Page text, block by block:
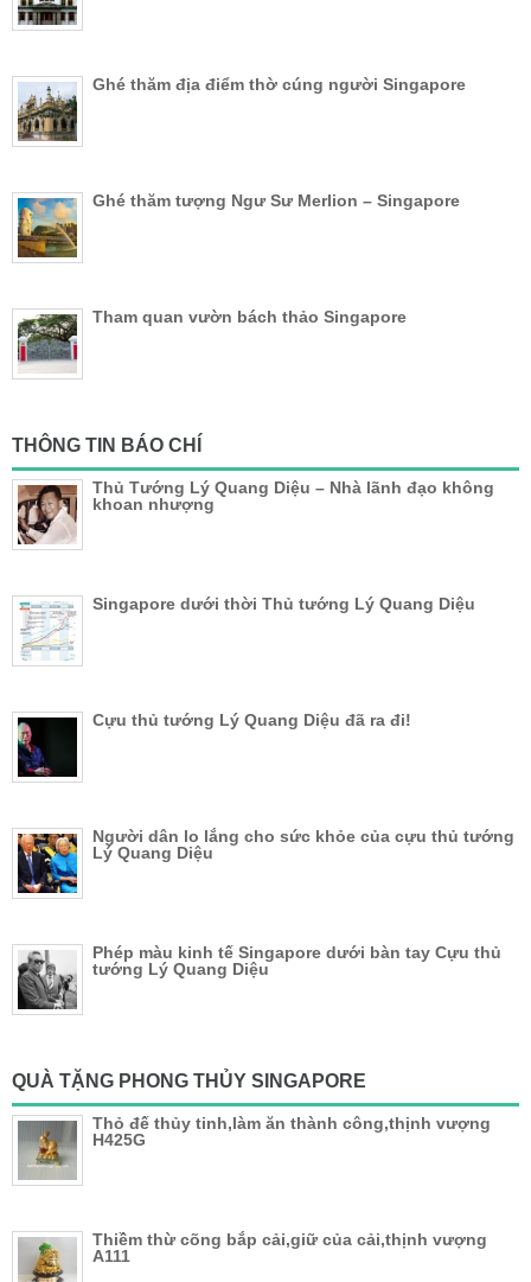
Ghé thăm địa điểm thờ cúng người Singapore
Ghé thăm tượng Ngư Sư Merlion – Singapore
Tham quan vườn bách thảo Singapore
THÔNG TIN BÁO CHÍ
Thủ Tướng Lý Quang Diệu – Nhà lãnh đạo không
khoan nhượng
Singapore dưới thời Thủ tướng Lý Quang Diệu
Cựu thủ tướng Lý Quang Diệu đã ra đi!
Người dân lo lắng cho sức khỏe của cựu thủ tướng
Lý Quang Diệu
Phép màu kinh tế Singapore dưới bàn tay Cựu thủ
tướng Lý Quang Diệu
QUÀ TẶNG PHONG THỦY SINGAPORE
Thỏ đế thủy tinh,làm ăn thành công,thịnh vượng
H425G
Thiềm thừ cõng bắp cải,giữ của cải,thịnh vượng
A111